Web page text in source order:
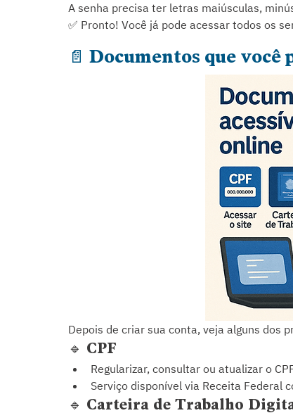
A senha precisa ter letras maiúsculas,
✅ Pronto! Você já pode acessar todos os
📄 Documentos que
Depois de criar sua conta, veja alguns dos
🔹 CPF
Regularizar, consultar ou atualizar o
Serviço disponível via Receita Federal
🔹 Carteira de Trabalho